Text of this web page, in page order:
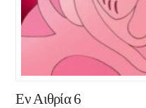
Εν Αιθρία 6